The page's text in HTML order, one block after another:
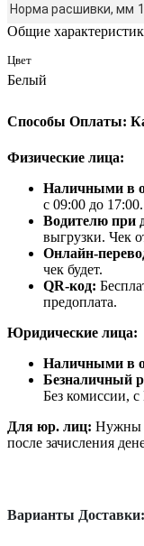
Норма расшивки, мм
Общие
Цвет
Белый
Способы Оплаты:
Физические лица:
Наличными в
с 09:00 до 17:00.
Водителю при
выгрузки. Чек
Онлайн-
чек будет.
QR-код:
предоплата.
Юридические лица:
Наличными в
Безналичный
Без комиссии,
Для юр. лиц: Нужны
после зачисления
Варианты